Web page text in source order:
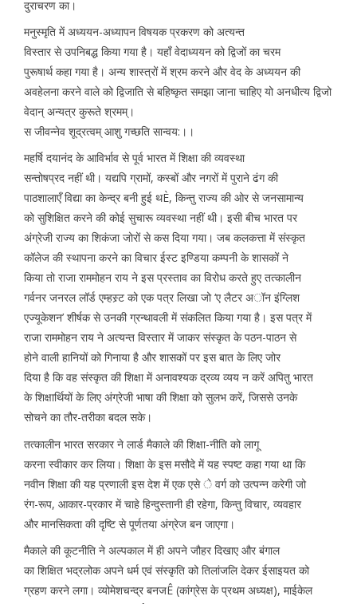
दुराचरण का।
मनुस्मृति में अध्ययन-अध्यापन विषयक प्रकरण को अत्यन्त
विस्तार से उपनिबद्ध किया गया है। यहाँ वेदाध्ययन को द्विजों का चरम
पुरूषार्थ कहा गया है। अन्य शास्त्रों में श्रम करने और वेद के अध्ययन की
अवहेलना करने वाले को द्विजाति से बहिष्कृत समझा जाना चाहिए यो अनधीत्य द्विजो
वेदान् अन्यत्र कुरूते श्रमम्।
स जीवन्नेव शूद्रत्वम् आशु गच्छति सान्वय:।।
महर्षि दयानंद के आविर्भाव से पूर्व भारत में शिक्षा की व्यवस्था
सन्तोषप्रद नहीं थी। यद्यपि ग्रामों, कस्बों और नगरों में पुराने ढंग की
पाठशालाएँ विद्या का केन्द्र बनी हुई थÈ, किन्तु राज्य की ओर से जनसामान्य
को सुशिक्षित करने की कोई सुचारू व्यवस्था नहीं थी। इसी बीच भारत पर
अंग्रेजी राज्य का शिकंजा जोरों से कस दिया गया। जब कलकत्ता में संस्कृत
कॉलेज की स्थापना करने का विचार ईस्ट इण्डिया कम्पनी के शासकों ने
किया तो राजा राममोहन राय ने इस प्रस्ताव का विरोध करते हुए तत्कालीन
गर्वनर जनरल लॉर्ड एम्हस्र्ट को एक पत्र लिखा जो ‘ए लैटर अॉन इंग्लिश
एज्यूकेशन’ शीर्षक से उनकी ग्रन्थावली में संकलित किया गया है। इस पत्र में
राजा राममोहन राय ने अत्यन्त विस्तार में जाकर संस्कृत के पठन-पाठन से
होने वाली हानियों को गिनाया है और शासकों पर इस बात के लिए जोर
दिया है कि वह संस्कृत की शिक्षा में अनावश्यक द्रव्य व्यय न करें अपितु भारत
के शिक्षार्थियों के लिए अंग्रेजी भाषा की शिक्षा को सुलभ करें, जिससे उनके
सोचने का तौर-तरीका बदल सके।
तत्कालीन भारत सरकार ने लार्ड मैकाले की शिक्षा-नीति को लागू
करना स्वीकार कर लिया। शिक्षा के इस मसौदे में यह स्पष्ट कहा गया था कि
नवीन शिक्षा की यह प्रणाली इस देश में एक एसे े वर्ग को उत्पन्न करेगी जो
रंग-रूप, आकार-प्रकार में चाहे हिन्दुस्तानी ही रहेगा, किन्तु विचार, व्यवहार
और मानसिकता की दृष्टि से पूर्णतया अंग्रेज बन जाएगा।
मैकाले की कूटनीति ने अल्पकाल में ही अपने जौहर दिखाए और बंगाल
का शिक्षित भद्रलोक अपने धर्म एवं संस्कृति को तिलांजलि देकर ईसाइयत को
ग्रहण करने लगा। व्योमेशचन्द्र बनजÊ (कांग्रेस के प्रथम अध्यक्ष), माईकेल